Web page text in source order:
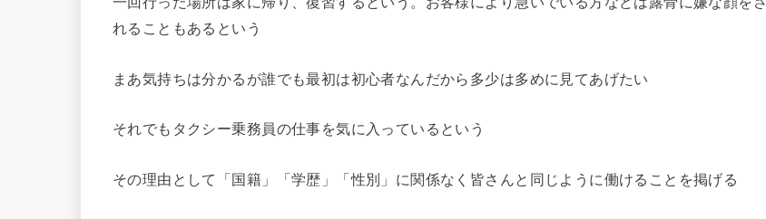
れることもあるという
まあ気持ちは分かるが誰でも最初は初心者なんだから多少は多めに見てあげたい
それでもタクシー乗務員の仕事を気に入っているという
その理由として「国籍」「学歴」「性別」に関係なく皆さんと同じように働けることを掲げる